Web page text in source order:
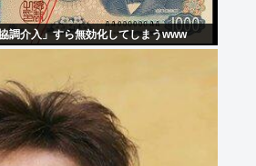
調介入」すら無効化してしまうwww